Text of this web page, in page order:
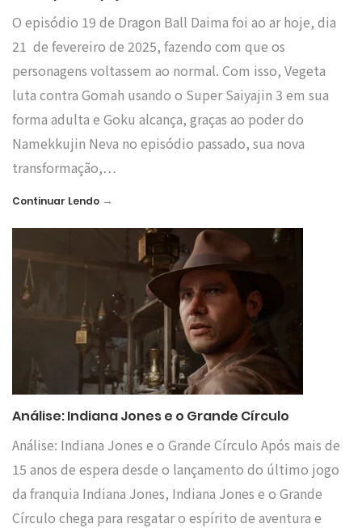
O episódio 19 de Dragon Ball Daima foi ao ar hoje, dia
21 de fevereiro de 2025, fazendo com que os
personagens voltassem ao normal. Com isso, Vegeta
luta contra Gomah usando o Super Saiyajin 3 em sua
forma adulta e Goku alcança, graças ao poder do
Namekkujin Neva no episódio passado, sua nova
transformação,…
Continuar Lendo →
Análise: Indiana Jones e o Grande Círculo
Análise: Indiana Jones e o Grande Círculo Após mais de
15 anos de espera desde o lançamento do último jogo
da franquia Indiana Jones, Indiana Jones e o Grande
Círculo chega para resgatar o espírito de aventura e